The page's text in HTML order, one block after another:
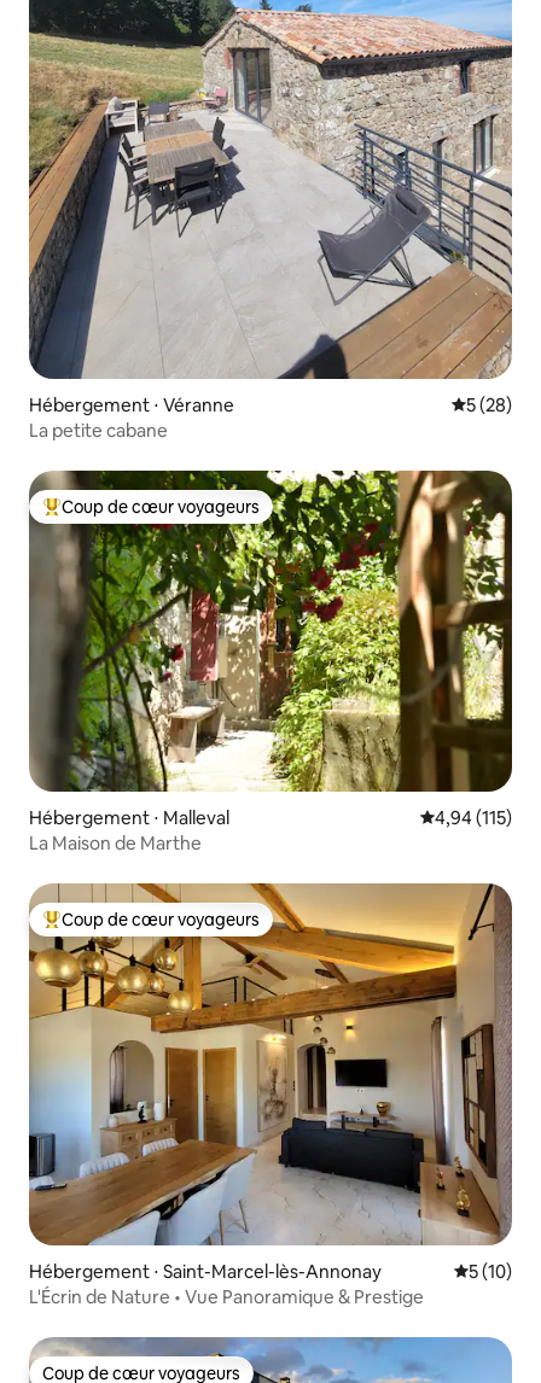
Hébergement ⋅ Véranne
5 (28)
La petite cabane
Coups de cœur voyageurs les plus appréciés
Coup de cœur voyageurs
Hébergement ⋅ Malleval Évaluation
4,94 (115)
La Maison de Marthe
Coups de cœur voyageurs les plus appréciés
Coup de cœur voyageurs
Hébergement ⋅ Saint-Marcel-lès-Annonay
5 (10)
L'Écrin de Nature • Vue Panoramique & Prestige
Coup de cœur voyageurs